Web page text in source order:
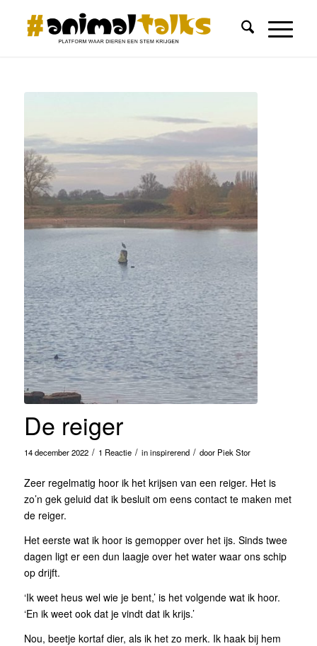
De reiger
14 december 2022 / 1 Reactie / ininspirerend / door Piek Stor
Zeer regelmatig hoor ik het krijsen van een reiger. Het is
zo’n gek geluid dat ik besluit om eens contact te maken met
de reiger.
Het eerste wat ik hoor is gemopper over het ijs. Sinds twee
dagen ligt er een dun laagje over het water waar ons schip
op drijft.
‘Ik weet heus wel wie je bent,’ is het volgende wat ik hoor.
‘En ik weet ook dat je vindt dat ik krijs.’
Nou, beetje kortaf dier, als ik het zo merk. Ik haak bij hem